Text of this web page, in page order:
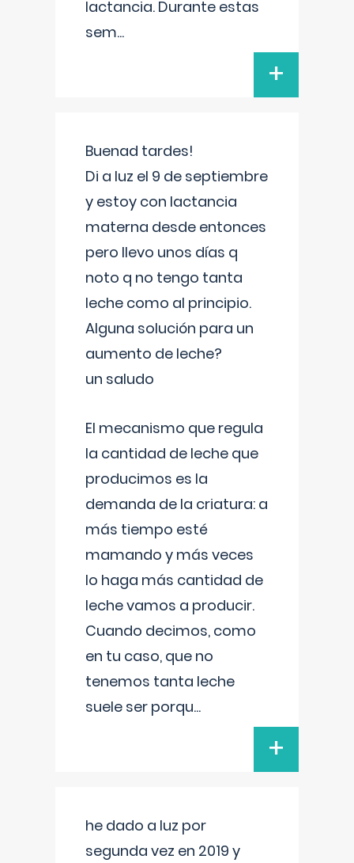
lactancia. Durante estas
sem...
+
Buenad tardes!
Di a luz el 9 de septiembre
y estoy con lactancia
materna desde entonces
pero llevo unos días q
noto q no tengo tanta
leche como al principio.
Alguna solución para un
aumento de leche?
un saludo
El mecanismo que regula
la cantidad de leche que
producimos es la
demanda de la criatura: a
más tiempo esté
mamando y más veces
lo haga más cantidad de
leche vamos a producir.
Cuando decimos, como
en tu caso, que no
tenemos tanta leche
suele ser porqu...
+
he dado a luz por
segunda vez en 2019 y